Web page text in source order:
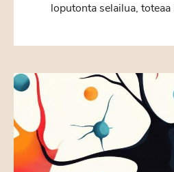
loputonta selailua,